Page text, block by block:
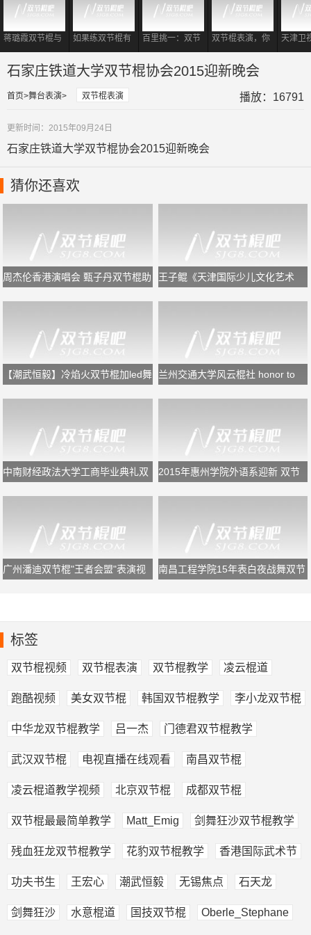
蒋璐霞双节棍与
一龙同台相遇
如果练双节棍有
段位
百里挑一：双节
棍教练登场，震
撼到各位女嘉
宾！
双节棍表演，你
要记住这样的一
套规律，又专业
又好看
天津卫
战书谢
石家庄铁道大学双节棍协会2015迎新晚会
首页 舞台表演 双节棍表演 播放：16791
更新时间：2015年09月24日
石家庄铁道大学双节棍协会2015迎新晚会
猜你还喜欢
周杰伦香港演唱会 甄子丹双节棍助
王子鲲《天津国际少儿文化艺术
【潮武恒毅】冷焰火双节棍加led舞
兰州交通大学风云棍社 honor to
中南财经政法大学工商毕业典礼双
2015年惠州学院外语系迎新 双节
广州潘迪双节棍"王者会盟"表演视
南昌工程学院15年表白夜战舞双节
标签
双节棍视频 双节棍表演 双节棍教学 凌云棍道
跑酷视频 美女双节棍 韩国双节棍教学 李小龙双节棍
中华龙双节棍教学 吕一杰 门德君双节棍教学
武汉双节棍 电视直播在线观看 南昌双节棍
凌云棍道教学视频 北京双节棍 成都双节棍
双节棍最最简单教学 Matt_Emig 剑舞狂沙双节棍教学
残血狂龙双节棍教学 花豹双节棍教学 香港国际武术节
功夫书生 王宏心 潮武恒毅 无锡焦点 石天龙
剑舞狂沙 水意棍道 国技双节棍 Oberle_Stephane